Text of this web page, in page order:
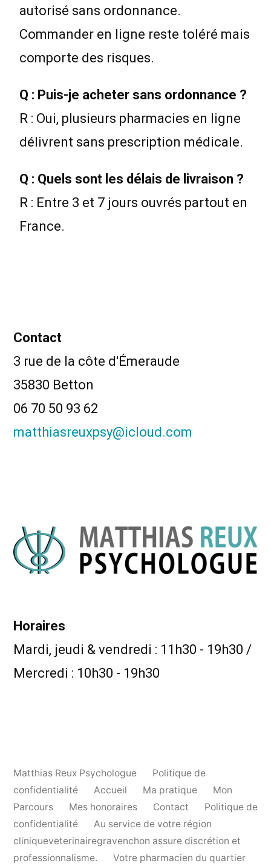
autorisé sans ordonnance.
Commander en ligne reste toléré mais
comporte des risques.
Q : Puis-je acheter sans ordonnance ?
R : Oui, plusieurs pharmacies en ligne
délivrent sans prescription médicale.
Q : Quels sont les délais de livraison ?
R : Entre 3 et 7 jours ouvrés partout en
France.
Contact
3 rue de la côte d'Émeraude
35830 Betton
06 70 50 93 62
matthiasreuxpsy@icloud.com
Horaires
Mardi, jeudi & vendredi : 11h30 - 19h30 /
Mercredi : 10h30 - 19h30
Matthias Reux Psychologue
Politique de
confidentialité
Accueil Ma pratique
Mon
Parcours
Mes honoraires Contact
Politique de
confidentialité
Au service de votre région
cliniqueveterinairegravenchon assure discrétion et
professionnalisme.
Votre pharmacien du quartier